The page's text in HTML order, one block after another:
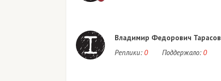
Владимир Федорович Тарасов
Реплики: 0 Поддержало: 0